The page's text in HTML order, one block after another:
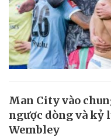
Man City vào
ngược dòng và kỷ
Wembley